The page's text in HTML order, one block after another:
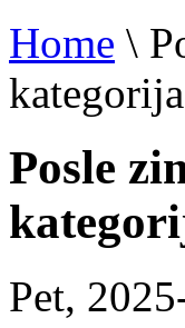
Home \
kategorija
Posle
Pet,